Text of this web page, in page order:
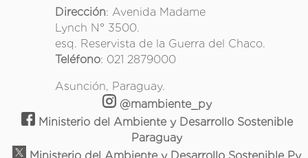
Dirección: Avenida Madame
Lynch N° 3500.
esq. Reservista de la Guerra del Chaco.
Teléfono: 021 2879000
Asunción, Paraguay.
@mambiente_py
Ministerio del Ambiente y Desarrollo Sostenible
Paraguay